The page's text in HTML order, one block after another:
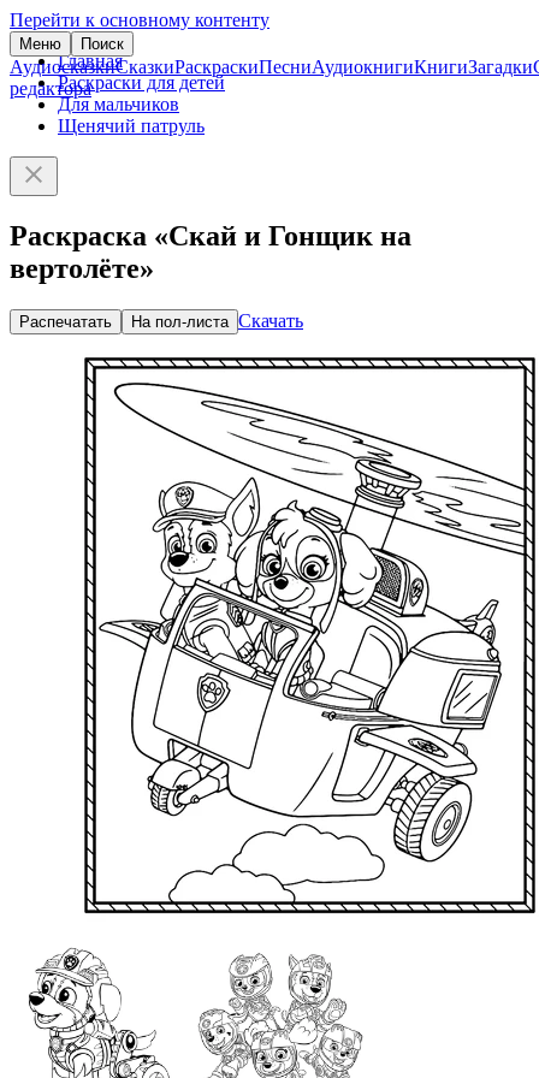
Перейти к основному контенту
Меню Поиск
АудиосказкиСказкиРаскраскиПесниАудиокнигиКнигиЗагадки
редактора
Главная
Раскраски для детей
Для мальчиков
Щенячий патруль
Раскраска «Скай и Гонщик на
вертолёте»
Распечатать На пол-листа Скачать